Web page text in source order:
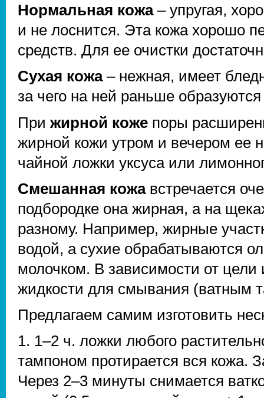
Нормальная кожа– упругая,
и не лоснится. Эта кожа хорошо
средств. Для ее очистки
Сухая кожа– нежная, имеет
за чего на ней раньше
При жирной коже поры
жирной кожи утром и вечером ее
чайной ложки уксуса или
Смешанная кожавстречается
подбородке она жирная, а на
разному. Например, жирные
водой, а сухие обрабатываются
молочком. В зависимости от
жидкости для смывания (ватным
Предлагаем самим изготовить
1. 1–2 ч. ложки любого
тампоном протирается вся кожа.
Через 2–3 минуты снимается